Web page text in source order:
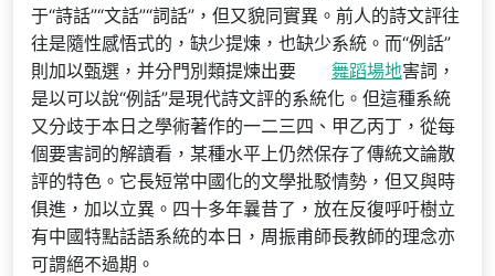
于“詩話”“文話”“詞話”，但又貌同實異。前人的詩文評往
往是隨性感悟式的，缺少提煉，也缺少系統。而“例話”
則加以甄選，并分門別類提煉出要
舞蹈場地害詞，
是以可以說“例話”是現代詩文評的系統化。但這種系統
又分歧于本日之學術著作的一二三四、甲乙丙丁，從每
個要害詞的解讀看，某種水平上仍然保存了傳統文論散
評的特色。它長短常中國化的文學批駁情勢，但又與時
俱進，加以立異。四十多年曩昔了，放在反復呼吁樹立
有中國特點話語系統的本日，周振甫師長教師的理念亦
可謂絕不過期。